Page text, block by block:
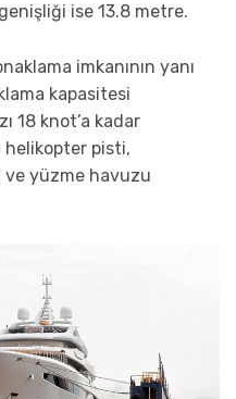
ise 13.8 metre.
imkanının yanı
kapasitesi
18 knot’a kadar
helikopter pisti,
ve yüzme havuzu